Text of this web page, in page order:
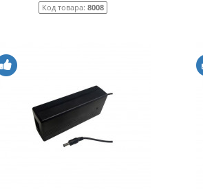
Код товара:8008